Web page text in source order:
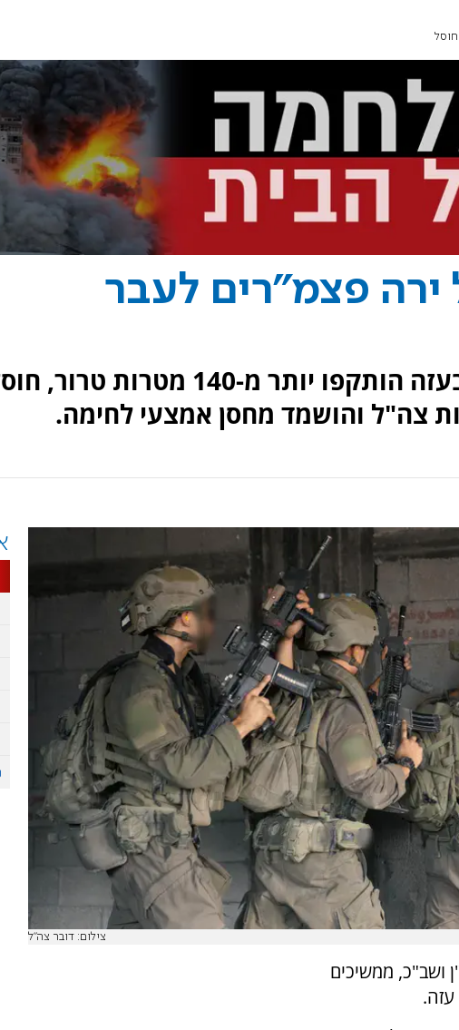
ירה פצמ"רים לעבר
מהאוויר, מהיבשה ומהים: בעזה הותקפו יותר מ-140 מטרות
צה"ל והושמד מחסן אמצעי לחימה.
צילום: דובר צה"ל
ושב"כ, ממשיכים